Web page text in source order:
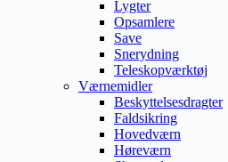
Lygter
Opsamlere
Save
Snerydning
Teleskopværktøj
Værnemidler
Beskyttelsesdragter
Faldsikring
Hovedværn
Høreværn